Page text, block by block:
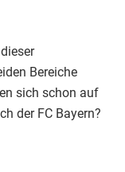
Bereiche
sich schon auf
der FC Bayern?